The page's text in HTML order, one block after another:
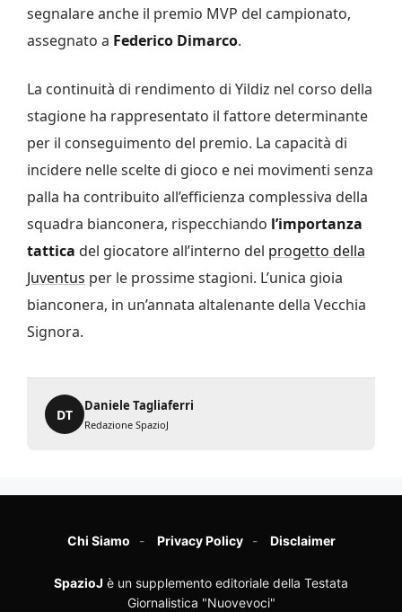
segnalare anche il premio MVP del campionato,
assegnato a Federico Dimarco.
La continuità di rendimento di Yildiz nel corso della
stagione ha rappresentato il fattore determinante
per il conseguimento del premio. La capacità di
incidere nelle scelte di gioco e nei movimenti senza
palla ha contribuito all’efficienza complessiva della
squadra bianconera, rispecchiando l’importanza
tattica del giocatore all’interno del progetto della
Juventus per le prossime stagioni. L’unica gioia
bianconera, in un’annata altalenante della Vecchia
Signora.
DT
Daniele Tagliaferri
Redazione SpazioJ
Chi Siamo Privacy Policy Disclaimer
SpazioJ è un supplemento editoriale della Testata
Giornalistica "Nuovevoci"